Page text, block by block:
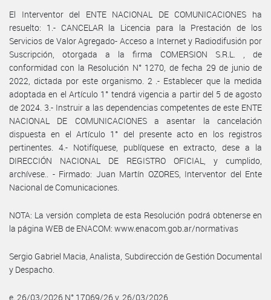
El Interventor del ENTE NACIONAL DE COMUNICACIONES ha
resuelto: 1.- CANCELAR la Licencia para la Prestación de los
Servicios de Valor Agregado- Acceso a Internet y Radiodifusión por
Suscripción, otorgada a la firma COMERSION S.R.L. , de
conformidad con la Resolución N° 1270, de fecha 29 de junio de
2022, dictada por este organismo. 2 .- Establecer que la medida
adoptada en el Artículo 1° tendrá vigencia a partir del 5 de agosto
de 2024. 3.- Instruir a las dependencias competentes de este ENTE
NACIONAL DE COMUNICACIONES a asentar la cancelación
dispuesta en el Artículo 1° del presente acto en los registros
pertinentes. 4.- Notifíquese, publíquese en extracto, dese a la
DIRECCIÓN NACIONAL DE REGISTRO OFICIAL, y cumplido,
archívese.. - Firmado: Juan Martín OZORES, Interventor del Ente
Nacional de Comunicaciones.
NOTA: La versión completa de esta Resolución podrá obtenerse en
la página WEB de ENACOM: www.enacom.gob.ar/normativas
Sergio Gabriel Macia, Analista, Subdirección de Gestión Documental
y Despacho.
e. 26/03/2026 N° 17069/26 v. 26/03/2026